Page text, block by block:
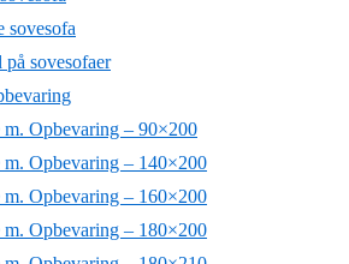
sovesofa
sovesofaer
m. Opbevaring – 90×200
m. Opbevaring – 140×200
m. Opbevaring – 160×200
m. Opbevaring – 180×200